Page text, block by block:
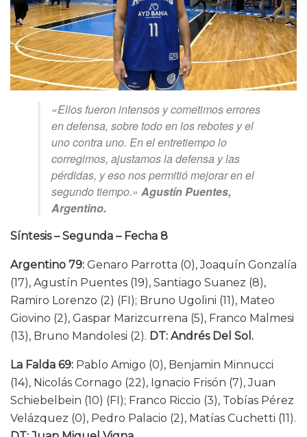
«Ellos fueron intensos y cometimos errores
en defensa, sobre todo en los rebotes y el
uno contra uno. En el entretiempo lo
corregimos, ajustamos la defensa y las
pérdidas, y eso nos permitió mejorar en el
segundo tiempo.» Agustín Puentes,
Argentino.
Síntesis – Segunda – Fecha 8
Argentino 79: Genaro Parrotta (0), Joaquín Gonzalía
(17), Agustín Puentes (19), Santiago Suanez (8),
Ramiro Lorenzo (2) (FI); Bruno Ugolini (11), Mateo
Giovino (2), Gaspar Marizcurrena (5), Franco Malmesi
(13), Bruno Mandolesi (2). DT: Andrés Del Sol.
La Falda 69: Pablo Amigo (0), Benjamin Minnucci
(14), Nicolás Cornago (22), Ignacio Frisón (7), Juan
Schiebelbein (10) (FI); Franco Riccio (3), Tobías Pérez
Velázquez (0), Pedro Palacio (2), Matías Cuchetti (11).